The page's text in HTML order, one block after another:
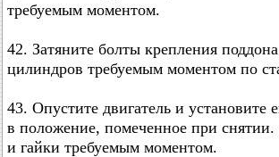
требуемым моментом.
42. Затяните болты крепления
цилиндров требуемым моментом по
43. Опустите двигатель и установите
в положение, помеченное при снятии.
и гайки требуемым моментом.